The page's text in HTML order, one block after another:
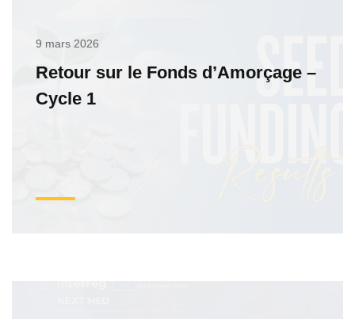
9 mars 2026
Retour sur le Fonds d’Amorçage –
Cycle 1